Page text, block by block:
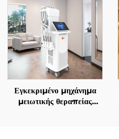
Εγκεκριμένο μηχάνημα
μειωτικής θεραπείας